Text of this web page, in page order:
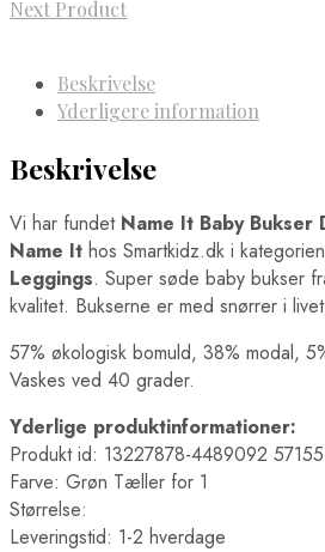
Next Product
Beskrivelse
Yderligere information
Beskrivelse
Vi har fundet Name It Baby Bukser
Name It hos Smartkidz.dk i kategorien
Leggings. Super søde baby bukser
kvalitet. Bukserne er med snørrer i
57% økologisk bomuld, 38% modal,
Vaskes ved 40 grader.
Yderlige produktinformationer:
Produkt id: 13227878-4489092
Farve: Grøn Tæller for 1
Størrelse:
Leveringstid: 1-2 hverdage